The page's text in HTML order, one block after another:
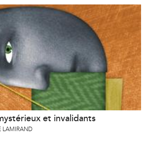
et invalidants
LAMIRAND